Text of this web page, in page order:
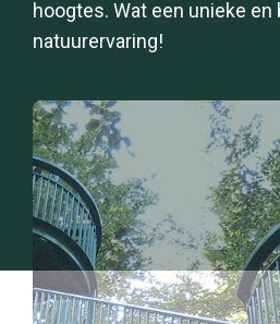
hoogtes. Wat een unieke
natuurervaring!